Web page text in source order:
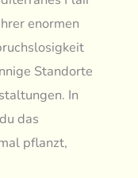
enormen
Standorte
In
das
pflanzt,